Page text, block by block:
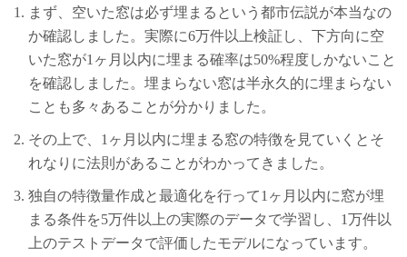
まず、空いた窓は必ず埋まるという都市伝説が本当なの
か確認しました。実際に6万件以上検証し、下方向に空
いた窓が1ヶ月以内に埋まる確率は50%程度しかないこと
を確認しました。埋まらない窓は半永久的に埋まらない
ことも多々あることが分かりました。
その上で、1ヶ月以内に埋まる窓の特徴を見ていくとそ
れなりに法則があることがわかってきました。
独自の特徴量作成と最適化を行って1ヶ月以内に窓が埋
まる条件を5万件以上の実際のデータで学習し、1万件以
上のテストデータで評価したモデルになっています。